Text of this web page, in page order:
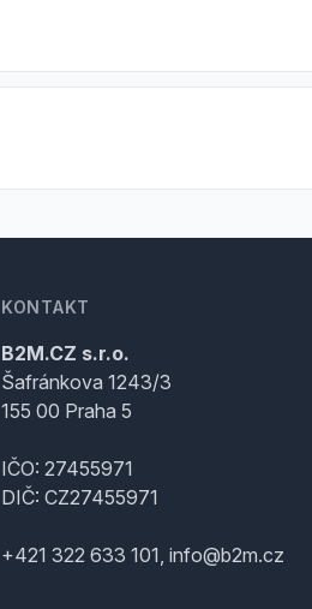
KONTAKT
B2M.CZ s.r.o.
Šafránkova 1243/3
155 00 Praha 5
IČO: 27455971
DIČ: CZ27455971
+421 322 633 101, info@b2m.cz